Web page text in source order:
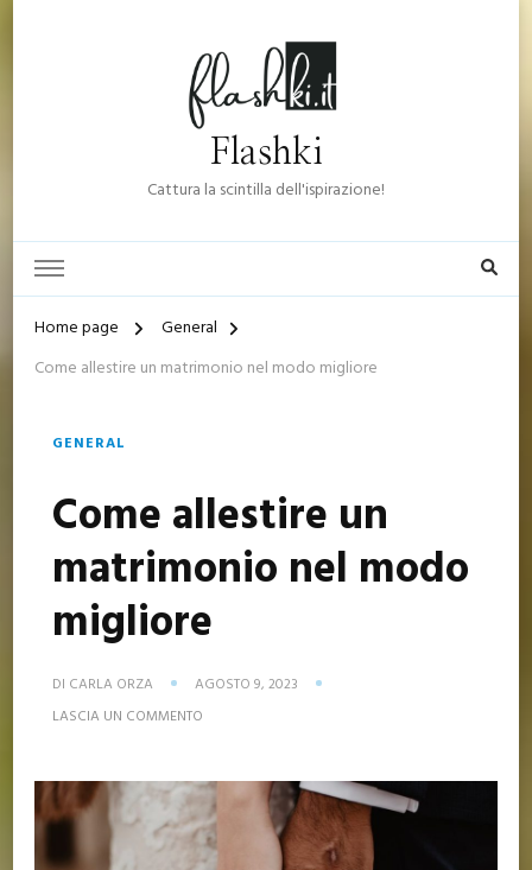
Flashki
Cattura la scintilla dell'ispirazione!
Home page
General
Come allestire un matrimonio nel modo migliore
GENERAL
Come allestire un
matrimonio nel modo
migliore
DI CARLA ORZA
AGOSTO 9, 2023
LASCIA UN COMMENTO
UN
MATRIMONIO
NEL
MODO
MIGLIORE